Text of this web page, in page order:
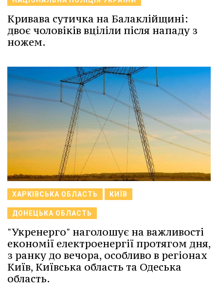
Кривава сутичка на Балаклійщині:
двоє чоловіків вціліли після нападу з
ножем.
ХАРКІВСЬКА ОБЛАСТЬ КИЇВ
ДОНЕЦЬКА ОБЛАСТЬ
"Укренерго" наголошує на важливості
економії електроенергії протягом дня,
з ранку до вечора, особливо в регіонах
Київ, Київська область та Одеська
область.